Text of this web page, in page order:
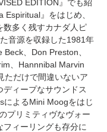
EDITION』でも紹
』をはじめ、
数多く残すカナダ人ピ
音源を収録した1981年
、Don Preston、
、Hannnibal Marvin
ただけで間違いないア
ィープなサウンドス
によるMini Moogをはじ
プリミティヴなヴォー
ィーリングも存分に